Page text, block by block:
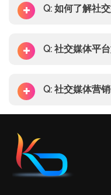
Q: 如何了解社
Q: 社交媒体平
Q: 社交媒体营